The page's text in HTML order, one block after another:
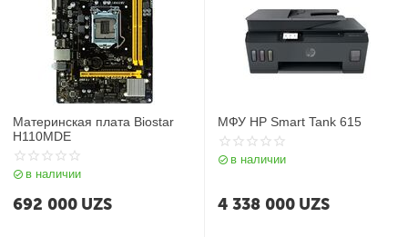
Материнская плата Biostar
H110MDE
в наличии
692 000 UZS
МФУ HP Smart Tank 615
в наличии
4 338 000 UZS